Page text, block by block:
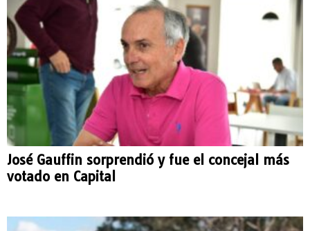
José Gauffin sorprendió y fue el concejal más
votado en Capital